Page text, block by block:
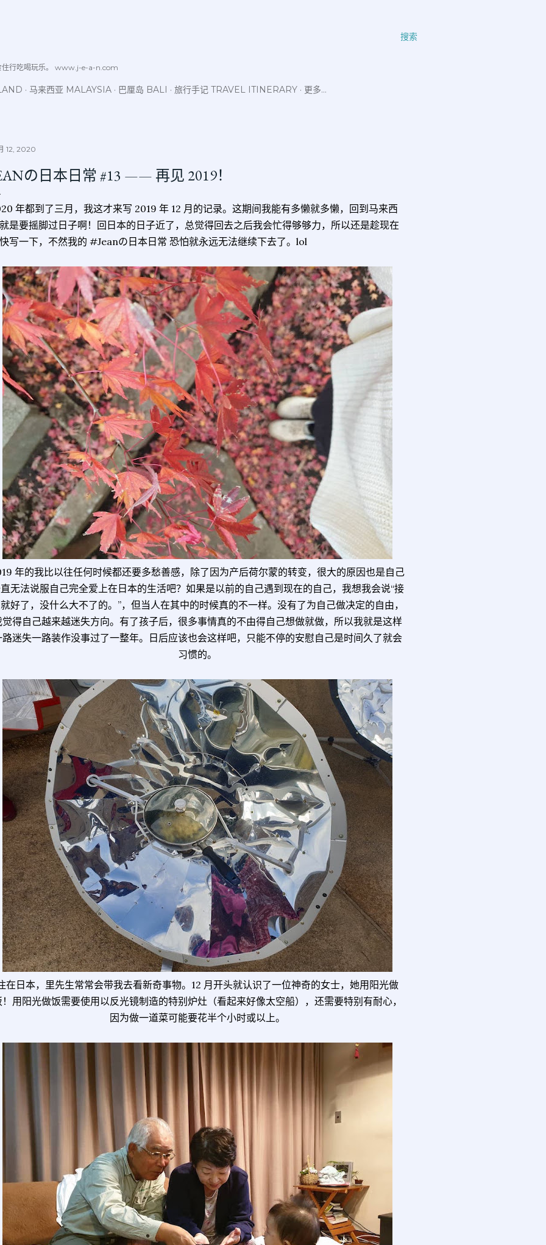
搜索
住行吃喝玩乐。 www.j-e-a-n.com
马来西亚 MALAYSIA 巴厘岛 BALI 旅行手记 TRAVEL ITINERARY 更多…
12, 2020
の日本日常 #13 —— 再见 2019！
年都到了三月，我这才来写 2019 年 12 月的记录。这期间我能有多懒就多懒，回到马来西
是要摇脚过日子啊！回日本的日子近了，总觉得回去之后我会忙得够够力，所以还是趁现在
写一下，不然我的 #Jeanの日本日常 恐怕就永远无法继续下去了。lol
年的我比以往任何时候都还要多愁善感，除了因为产后荷尔蒙的转变，很大的原因也是自己
无法说服自己完全爱上在日本的生活吧？如果是以前的自己遇到现在的自己，我想我会说“接
好了，没什么大不了的。”，但当人在其中的时候真的不一样。没有了为自己做决定的自由，
觉得自己越来越迷失方向。有了孩子后，很多事情真的不由得自己想做就做，所以我就是这样
路迷失一路装作没事过了一整年。日后应该也会这样吧，只能不停的安慰自己是时间久了就会
习惯的。
在日本，里先生常常会带我去看新奇事物。12 月开头就认识了一位神奇的女士，她用阳光做
！用阳光做饭需要使用以反光镜制造的特别炉灶（看起来好像太空船），还需要特别有耐心，
因为做一道菜可能要花半个小时或以上。